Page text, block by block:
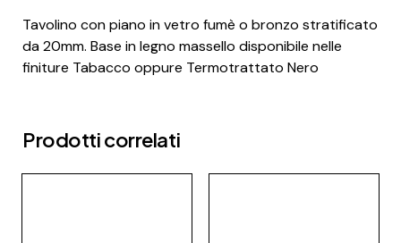
Tavolino con piano in vetro fumè o bronzo stratificato
da 20mm. Base in legno massello disponibile nelle
finiture Tabacco oppure Termotrattato Nero
Prodotti correlati